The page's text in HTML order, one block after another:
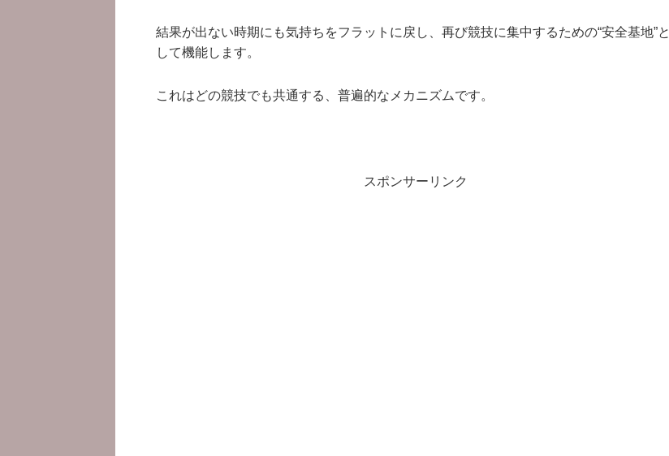
結果が出ない時期にも気持ちをフラットに戻し、再び競技に集中するための“安全基地”と
して機能します。
これはどの競技でも共通する、普遍的なメカニズムです。
スポンサーリンク